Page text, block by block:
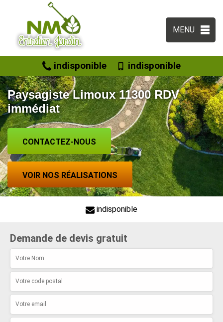
MENU
indisponible indisponible
Paysagiste Limoux 11300 RDV
immédiat
CONTACTEZ-NOUS
VOIR NOS RÉALISATIONS
indisponible
Demande de devis gratuit